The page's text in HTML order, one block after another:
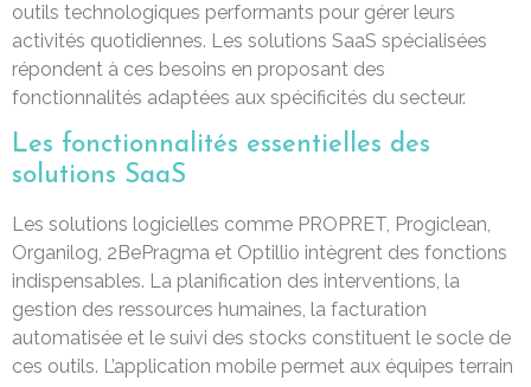
outils technologiques performants pour gérer leurs
activités quotidiennes. Les solutions SaaS spécialisées
répondent à ces besoins en proposant des
fonctionnalités adaptées aux spécificités du secteur.
Les fonctionnalités essentielles des
solutions SaaS
Les solutions logicielles comme PROPRET, Progiclean,
Organilog, 2BePragma et Optillio intègrent des fonctions
indispensables. La planification des interventions, la
gestion des ressources humaines, la facturation
automatisée et le suivi des stocks constituent le socle de
ces outils. L’application mobile permet aux équipes terrain